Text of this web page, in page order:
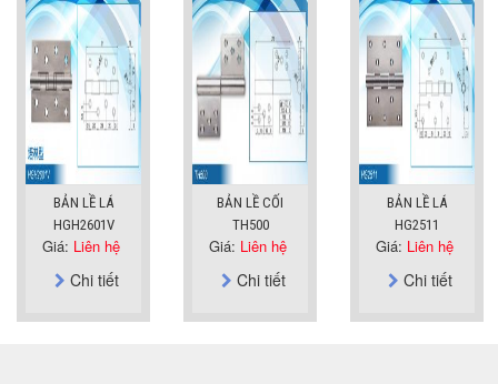
BẢN LỀ LÁ
HGH2601V
Giá: Liên hệ
Chi tiết
BẢN LỀ CỐI
TH500
Giá: Liên hệ
Chi tiết
BẢN LỀ LÁ
HG2511
Giá: Liên hệ
Chi tiết